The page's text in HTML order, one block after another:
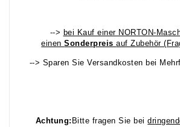
--> bei Kauf einer NORTON-
einenSonderpreisauf Zubehör
--> Sparen Sie Versandkosten bei
Achtung: Bitte fragen Sie beidr